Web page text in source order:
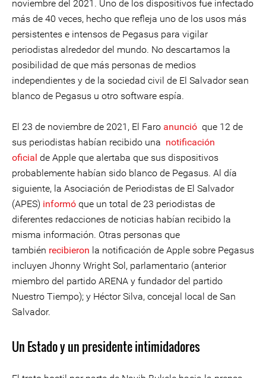
noviembre del 2021. Uno de los dispositivos fue infectado
más de 40 veces, hecho que refleja uno de los usos más
persistentes e intensos de Pegasus para vigilar
periodistas alrededor del mundo. No descartamos la
posibilidad de que más personas de medios
independientes y de la sociedad civil de El Salvador sean
blanco de Pegasus u otro software espía.
El 23 de noviembre de 2021, El Faro anunció que 12 de
sus periodistas habían recibido una notificación
oficial de Apple que alertaba que sus dispositivos
probablemente habían sido blanco de Pegasus. Al día
siguiente, la Asociación de Periodistas de El Salvador
(APES) informó que un total de 23 periodistas de
diferentes redacciones de noticias habían recibido la
misma información. Otras personas que
también recibieron la notificación de Apple sobre Pegasus
incluyen Jhonny Wright Sol, parlamentario (anterior
miembro del partido ARENA y fundador del partido
Nuestro Tiempo); y Héctor Silva, concejal local de San
Salvador.
Un Estado y un presidente intimidadores